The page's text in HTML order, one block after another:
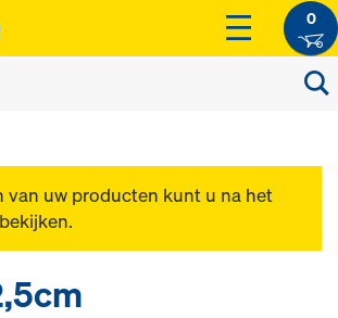
0
van uw producten kunt u na het
bekijken.